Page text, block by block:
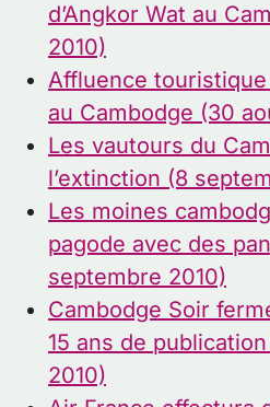
d’Angkor Wat au
2010)
Affluence
au Cambodge (30
Les vautours du
l’extinction (8
Les moines
pagode avec des
septembre 2010)
Cambodge Soir
15 ans de
2010)